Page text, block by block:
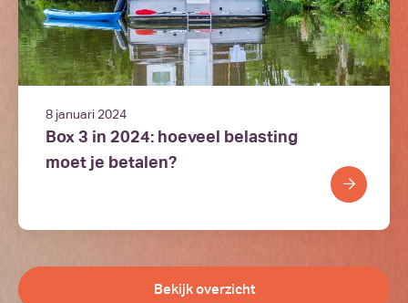
8 januari 2024
Box 3 in 2024: hoeveel belasting
moet je betalen?
Bekijk overzicht